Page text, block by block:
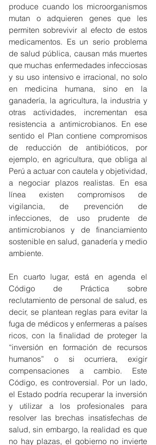
produce cuando los microorganismos
mutan o adquieren genes que les
permiten sobrevivir al efecto de estos
medicamentos. Es un serio problema
de salud pública, causan más muertes
que muchas enfermedades infecciosas
y su uso intensivo e irracional, no solo
en medicina humana, sino en la
ganadería, la agricultura, la industria y
otras actividades, incrementan esa
resistencia a antimicrobianos. En ese
sentido el Plan contiene compromisos
de reducción de antibióticos, por
ejemplo, en agricultura, que obliga al
Perú a actuar con cautela y objetividad,
a negociar plazos realistas. En esa
línea existen compromisos de
vigilancia, de prevención de
infecciones, de uso prudente de
antimicrobianos y de financiamiento
sostenible en salud, ganadería y medio
ambiente.
En cuarto lugar, está en agenda el
Código de Práctica sobre
reclutamiento de personal de salud, es
decir, se plantean reglas para evitar la
fuga de médicos y enfermeras a países
ricos, con la finalidad de proteger la
“inversión en formación de recursos
humanos” o si ocurriera, exigir
compensaciones a cambio. Este
Código, es controversial. Por un lado,
el Estado podría recuperar la inversión
y utilizar a los profesionales para
resolver las brechas insatisfechas de
salud, sin embargo, la realidad es que
no hay plazas, el gobierno no invierte